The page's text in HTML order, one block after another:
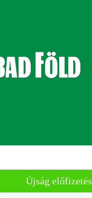
Újság előfizetés